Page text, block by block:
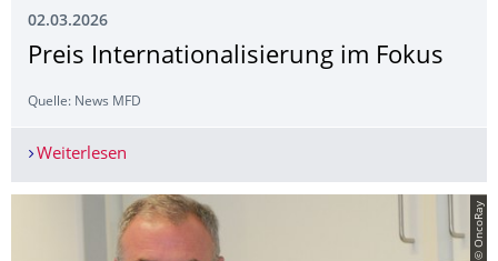
02.03.2026
Preis Internationalisie­rung im Fokus
Quelle: News MFD
Weiterlesen
© OncoRay